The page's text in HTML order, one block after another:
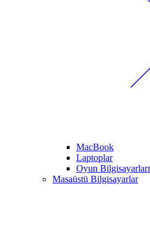
MacBook
Laptoplar
Oyun Bilgisayarları
Masaüstü Bilgisayarlar